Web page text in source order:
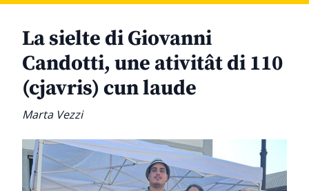
La sielte di Giovanni
Candotti, une ativitât di 110
(cjavris) cun laude
Marta Vezzi